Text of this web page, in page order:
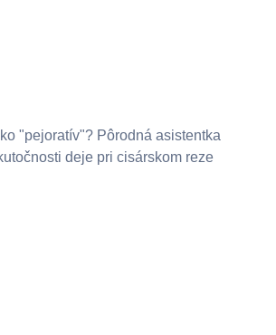
"pejoratív"? Pôrodná asistentka
deje pri cisárskom reze